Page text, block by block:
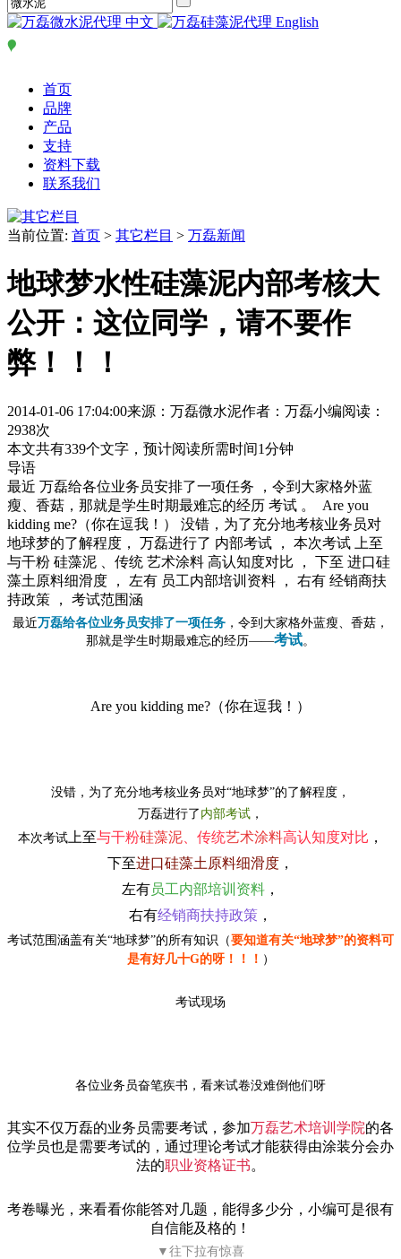
中文 English
首页
品牌
产品
支持
资料下载
联系我们
当前位置: 首页 > 其它栏目 > 万磊新闻
地球梦水性硅藻泥内部考核大
公开：这位同学，请不要作
弊！！！
2014-01-06 17:04:00来源：万磊微水泥作者：万磊小编阅读：
2938次
本文共有339个文字，预计阅读所需时间1分钟
导语
最近 万磊给各位业务员安排了一项任务 ，令到大家格外蓝
瘦、香菇，那就是学生时期最难忘的经历 考试 。 ​ Are you
kidding me?（你在逗我！） 没错，为了充分地考核业务员对
地球梦的了解程度， 万磊进行了 内部考试 ， 本次考试 上至
与干粉 硅藻泥 、传统 艺术涂料 高认知度对比 ， 下至 进口硅
藻土原料细滑度 ， 左有 员工内部培训资料 ， 右有 经销商扶
持政策 ， 考试范围涵
最近万磊给各位业务员安排了一项任务 ，令到大家格外蓝瘦、香菇，
那就是学生时期最难忘的经历——考试。
Are you kidding me?（你在逗我！）
没错，为了充分地考核业务员对“地球梦”的了解程度，
万磊进行了 内部考试 ，
本次考试 上至与干粉硅藻泥 、传统艺术涂料高认知度对比 ，
下至进口硅藻土原料细滑度 ，
左有员工内部培训资料 ，
右有经销商扶持政策 ，
考试范围涵盖有关“地球梦”的所有知识（要知道有关“地球梦”的资料可
是有好几十G的呀！！！ ）
考试现场
各位业务员奋笔疾书，看来试卷没难倒他们呀
其实不仅万磊的业务员需要考试，参加万磊艺术培训学院的各
位学员也是需要考试的，通过理论考试才能获得由涂装分会办
法的职业资格证书。
考卷曝光，来看看你能答对几题，能得多少分，小编可是很有
自信能及格的！
▼往下拉有惊喜